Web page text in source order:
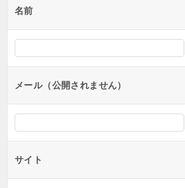
ー
シ
ン
名前
メール（公開されません）
サイト